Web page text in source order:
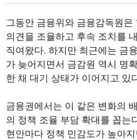
그동안 금융위와 금융감독원은
의견을 조율하고 후속 조치를
직여왔다. 하지만 최근에는 금
가 늦어지면서 금감원 역시 명
한 채 대기 상태가 이어지고 있
금융권에서는 이 같은 변화의
의 정책 조율 부담 확대를 꼽는
현안마다 정책 민감도가 높아